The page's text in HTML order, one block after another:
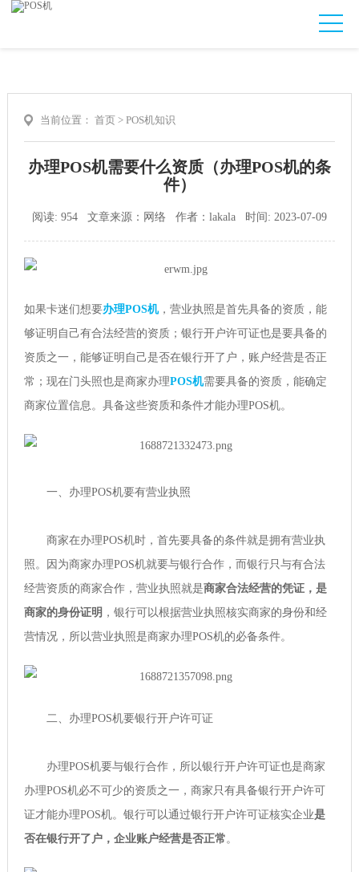
当前位置： 首页> POS机知识
办理POS机需要什么资质（办理POS机的条
件）
阅读: 954 文章来源：网络 作者：lakala 时间: 2023-07-09
如果卡迷们想要办理POS机，营业执照是首先具备的资质，能
够证明自己有合法经营的资质；银行开户许可证也是要具备的
资质之一，能够证明自己是否在银行开了户，账户经营是否正
常；现在门头照也是商家办理POS机需要具备的资质，能确定
商家位置信息。具备这些资质和条件才能办理POS机。
一、办理POS机要有营业执照
商家在办理POS机时，首先要具备的条件就是拥有营业执
照。因为商家办理POS机就要与银行合作，而银行只与有合法
经营资质的商家合作，营业执照就是商家合法经营的凭证，是
商家的身份证明 ，银行可以根据营业执照核实商家的身份和经
营情况，所以营业执照是商家办理POS机的必备条件。
二、办理POS机要银行开户许可证
办理POS机要与银行合作，所以银行开户许可证也是商家
办理POS机必不可少的资质之一，商家只有具备银行开户许可
证才能办理POS机。银行可以通过银行开户许可证核实企业是
否在银行开了户，企业账户经营是否正常。